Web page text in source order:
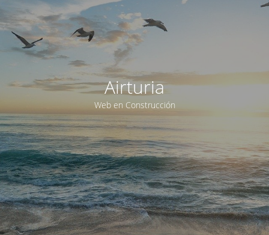
Airturia
Web en Construcción